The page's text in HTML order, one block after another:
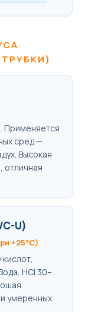
Применяется
сред —
Высокая
отличная
U)
+25°C)
HCl 30–
умеренных